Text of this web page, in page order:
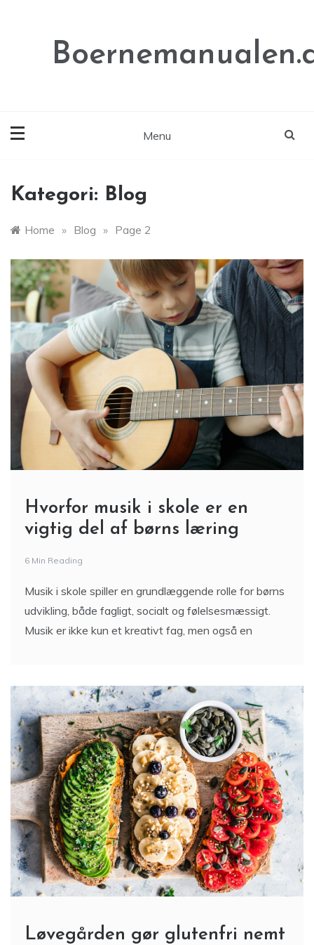
Menu
Kategori: Blog
Home » Blog » Page 2
Hvorfor musik i skole er en
vigtig del af børns læring
6 Min Reading
Musik i skole spiller en grundlæggende rolle for børns
udvikling, både fagligt, socialt og følelsesmæssigt.
Musik er ikke kun et kreativt fag, men også en
Løvegården gør glutenfri nemt